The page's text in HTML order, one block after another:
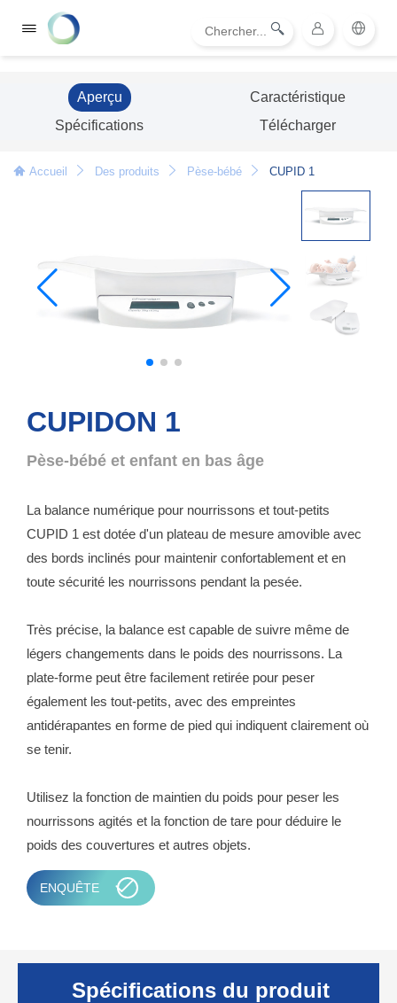
Aperçu
Caractéristique
Spécifications
Télécharger
Accueil Des produits Pèse-bébé CUPID 1
CUPIDON 1
Pèse-bébé et enfant en bas âge
La balance numérique pour nourrissons et tout-petits
CUPID 1 est dotée d'un plateau de mesure amovible avec
des bords inclinés pour maintenir confortablement et en
toute sécurité les nourrissons pendant la pesée.
Très précise, la balance est capable de suivre même de
légers changements dans le poids des nourrissons. La
plate-forme peut être facilement retirée pour peser
également les tout-petits, avec des empreintes
antidérapantes en forme de pied qui indiquent clairement où
se tenir.
Utilisez la fonction de maintien du poids pour peser les
nourrissons agités et la fonction de tare pour déduire le
poids des couvertures et autres objets.
ENQUÊTE
Spécifications du produit